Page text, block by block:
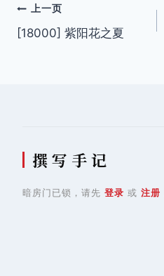
文
章
上一页
[18000] 紫阳花之夏
撰 写 手 记
暗房门已锁，请先 登录 或 注册